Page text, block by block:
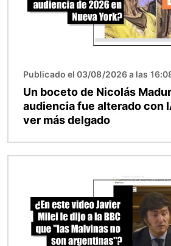
Publicado el 03/08/2026 a las
Un boceto de Nicolás
audiencia fue alterado con
ver más delgado